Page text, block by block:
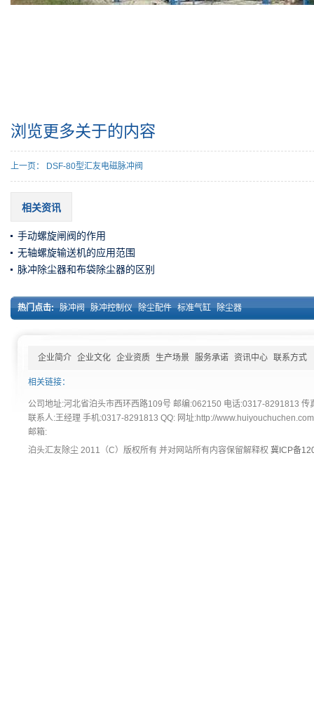
浏览更多关于的内容
上一页： DSF-80型汇友电磁脉冲阀
相关资讯
手动螺旋闸阀的作用
无轴螺旋输送机的应用范围
脉冲除尘器和布袋除尘器的区别
热门点击: 脉冲阀 脉冲控制仪 除尘配件 标准气缸 除尘器
企业简介 企业文化 企业资质 生产场景 服务承诺 资讯中心 联系方式
相关链接：
公司地址:河北省泊头市西环西路109号 邮编:062150 电话:0317-8291813
联系人:王经理 手机:0317-8291813 QQ: 网址:http://
邮箱:
泊头汇友除尘 2011（C）版权所有 并对网站所有内容保留解释权 冀ICP备